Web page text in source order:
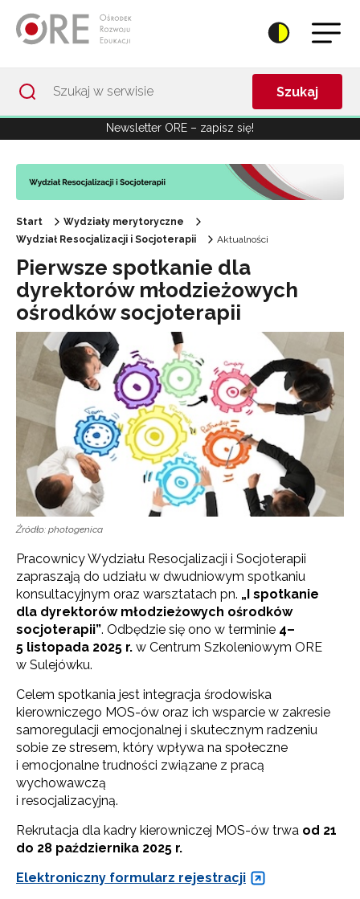
Szukaj
Newsletter ORE – zapisz się!
Start
Wydziały merytoryczne
Wydział Resocjalizacji i Socjoterapii
Aktualności
Pierwsze spotkanie dla
dyrektorów młodzieżowych
ośrodków socjoterapii
Źródło: photogenica
Pracownicy Wydziału Resocjalizacji i Socjoterapii
zapraszają do udziału w dwudniowym spotkaniu
konsultacyjnym oraz warsztatach pn. „I spotkanie
dla dyrektorów młodzieżowych ośrodków
socjoterapii”. Odbędzie się ono w terminie 4–
5 listopada 2025 r. w Centrum Szkoleniowym ORE
w Sulejówku.
Celem spotkania jest integracja środowiska
kierowniczego MOS-ów oraz ich wsparcie w zakresie
samoregulacji emocjonalnej i skutecznym radzeniu
sobie ze stresem, który wpływa na społeczne
i emocjonalne trudności związane z pracą
wychowawczą
i resocjalizacyjną.
Rekrutacja dla kadry kierowniczej MOS-ów trwa od 21
do 28 października 2025 r.
Elektroniczny formularz rejestracji